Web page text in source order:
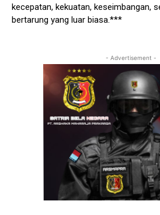
kecepatan, kekuatan, keseimbangan,
bertarung yang luar biasa.***
- Advertisement -